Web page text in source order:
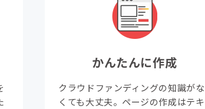
かんたんに作成
クラウドファンディングの知識がな
くても大丈夫。ページの作成はテキ